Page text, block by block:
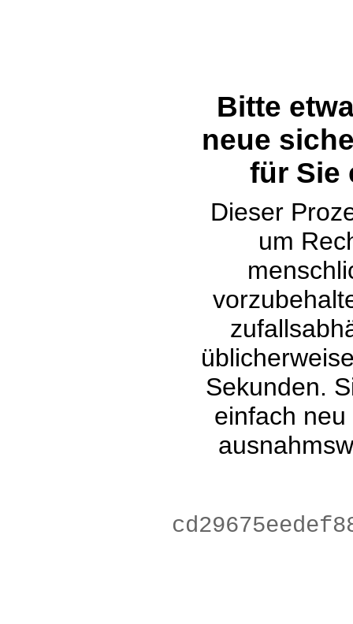
Bitte
neue
für Sie
Dieser
um
Sekunden.
einfach